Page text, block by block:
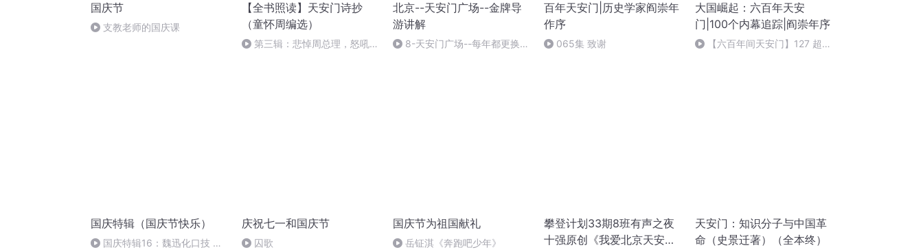
国庆节
支教老师的国庆课
【全书照读】天安门诗抄
（童怀周编选）
第三辑：悲悼周总理，怒吼斩
北京--天安门广场--金牌导
游讲解
8-天安门广场--每年都更换的
百年天安门|历史学家阎崇年
作序
065集 致谢
大国崛起：六百年天安
门|100个内幕追踪|阎崇年序
【六百年间天安门】127 超高
国庆特辑（国庆节快乐）
国庆特辑16：魏迅化口技 二
庆祝七一和国庆节
囚歌
国庆节为祖国献礼
岳钲淇《奔跑吧少年》
攀登计划33期8班有声之夜
十强原创《我爱北京天安
天安门：知识分子与中国革
命（史景迁著）（全本终）